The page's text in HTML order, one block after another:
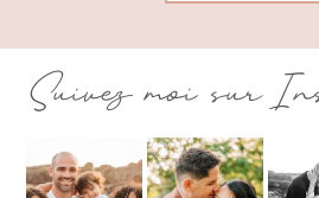
Suivez moi sur